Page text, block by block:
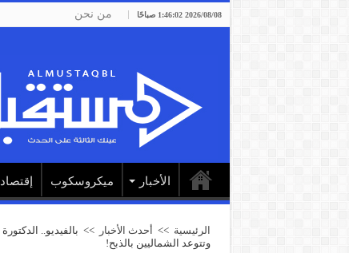
2026/08/08 1:46:02 صباحًا من نحن
الأخبار ميكروسكوب إقتصاد
الرئيسية >> أحدث الأخبار >> بالفيديو..
وتتوعد الشماليين بالذبح!